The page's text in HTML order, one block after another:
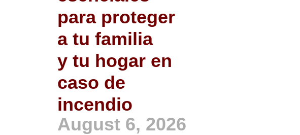
para proteger
a tu familia
y tu hogar en
caso de
incendio
August 6, 2026